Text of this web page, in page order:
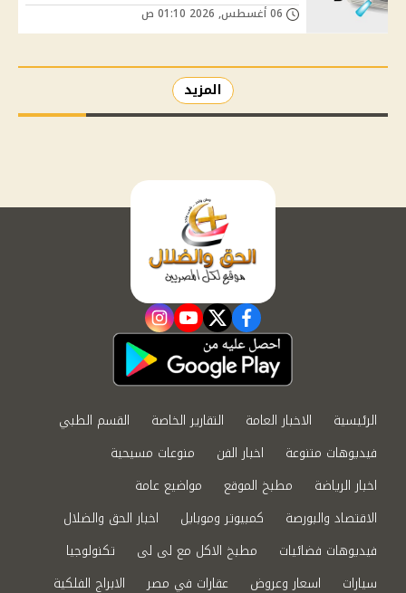
المزيد
facebook
twitter
youtube
instagram
الرئيسية الاخبار العامة التقارير الخاصة
القسم الطبي
فيديوهات متنوعة
اخبار الفن
منوعات مسيحية
اخبار الرياضة
مطبخ الموقع
مواضيع عامة
الاقتصاد والبورصة
كمبيوتر وموبايل
اخبار الحق والضلال
فيديوهات فضائيات
مطبخ الاكل مع لى لى
تكنولوجيا
سيارات
اسعار وعروض عقارات في مصر الابراج الفلكية